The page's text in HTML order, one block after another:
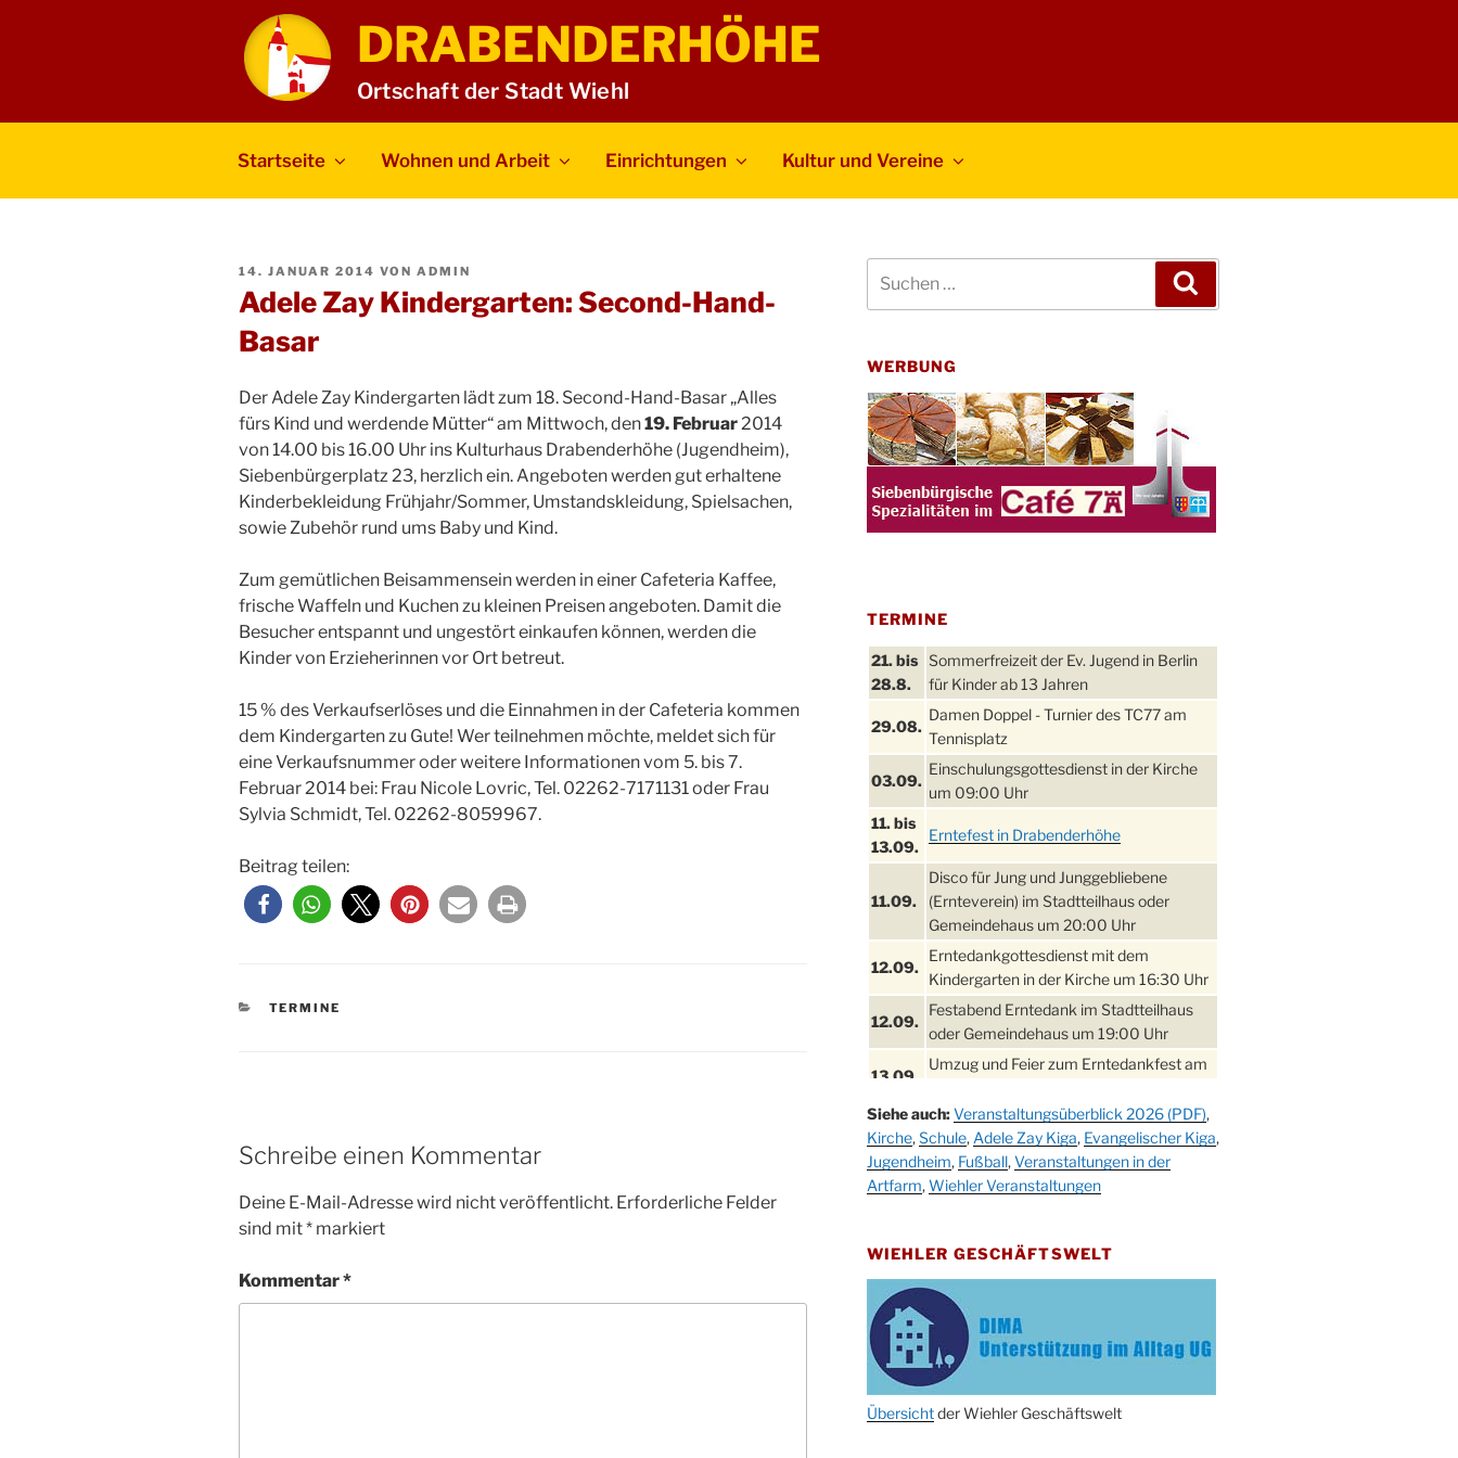
DRABENDERHÖHE
Ortschaft der Stadt Wiehl
Startseite Wohnen und Arbeit Einrichtungen Kultur und Vereine
VERÖFFENTLICHT
14. JANUAR 2014 VON ADMIN
Adele Zay Kindergarten: Second-Hand-
Basar
Der Adele Zay Kindergarten lädt zum 18. Second-Hand-Basar „Alles
fürs Kind und werdende Mütter“ am Mittwoch, den19. Februar2014
von 14.00 bis 16.00 Uhr ins Kulturhaus Drabenderhöhe (Jugendheim),
Siebenbürgerplatz 23, herzlich ein. Angeboten werden gut erhaltene
Kinderbekleidung Frühjahr/Sommer, Umstandskleidung, Spielsachen,
sowie Zubehör rund ums Baby und Kind.
Zum gemütlichen Beisammensein werden in einer Cafeteria Kaffee,
frische Waffeln und Kuchen zu kleinen Preisen angeboten. Damit die
Besucher entspannt und ungestört einkaufen können, werden die
Kinder von Erzieherinnen vor Ort betreut.
15 % des Verkaufserlöses und die Einnahmen in der Cafeteria kommen
dem Kindergarten zu Gute! Wer teilnehmen möchte, meldet sich für
eine Verkaufsnummer oder weitere Informationen vom 5. bis 7.
Februar 2014 bei: Frau Nicole Lovric, Tel. 02262-7171131 oder Frau
Sylvia Schmidt, Tel. 02262-8059967.
Beitrag teilen:
KATEGORIEN
TERMINE
Schreibe einen Kommentar
Deine E-Mail-Adresse wird nicht veröffentlicht. Erforderliche Felder
sind mit* markiert
Kommentar*
nach:
WERBUNG
TERMINE
21. bis
28.8.
Sommerfreizeit der Ev. Jugend in Berlin
für Kinder ab 13 Jahren
29.08.
Damen Doppel - Turnier des TC77 am
Tennisplatz
03.09.
Einschulungsgottesdienst in der Kirche
um 09:00 Uhr
11. bis
13.09.
Erntefest in Drabenderhöhe
11.09.
Disco für Jung und Junggebliebene
(Ernteverein) im Stadtteilhaus oder
Gemeindehaus um 20:00 Uhr
12.09.
Erntedankgottesdienst mit dem
Kindergarten in der Kirche um 16:30 Uhr
12.09.
Festabend Erntedank im Stadtteilhaus
oder Gemeindehaus um 19:00 Uhr
13.09.
Umzug und Feier zum Erntedankfest am
19.09.
Schlagerabend im Stadtteilhaus
Drabenderhöhe
25. u.
26.09.
Oktoberfest im Cafe XXS
10-12 Uhr
09.10.
Afterwork-Andacht um 18:00 Uhr in der
Kirche
10.10.
Sandmännchen-Gottesdienst in der
Kirche oder im Ev. Gemeindehaus um
18:00 Uhr
11.10.
Oktoberfest MGV im Stadtteilhaus um
Siehe auch: Veranstaltungsüberblick 2026 (PDF),
Kirche,Schule, Adele Zay Kiga, Evangelischer Kiga,
Jugendheim, Fußball,Veranstaltungen in der
Artfarm,Wiehler Veranstaltungen
WIEHLER GESCHÄFTSWELT
Übersichtder Wiehler Geschäftswelt